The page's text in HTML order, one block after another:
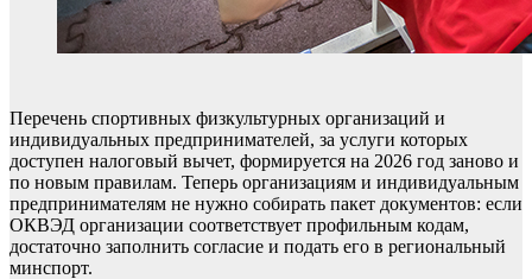
Перечень спортивных физкультурных организаций и
индивидуальных предпринимателей, за услуги которых
доступен налоговый вычет, формируется на 2026 год заново и
по новым правилам. Теперь организациям и индивидуальным
предпринимателям не нужно собирать пакет документов: если
ОКВЭД организации соответствует профильным кодам,
достаточно заполнить согласие и подать его в региональный
минспорт.